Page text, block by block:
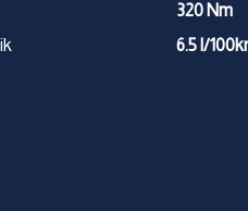
320 Nm
6.5 l/